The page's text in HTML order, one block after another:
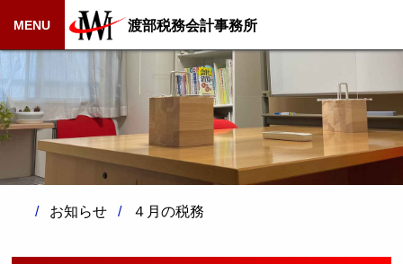
MENU 渡部税務会計事務所
お知らせ ４月の税務